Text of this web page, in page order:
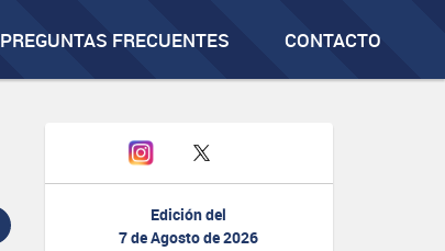
PREGUNTAS FRECUENTES CONTACTO
Edición del
7 de Agosto de 2026